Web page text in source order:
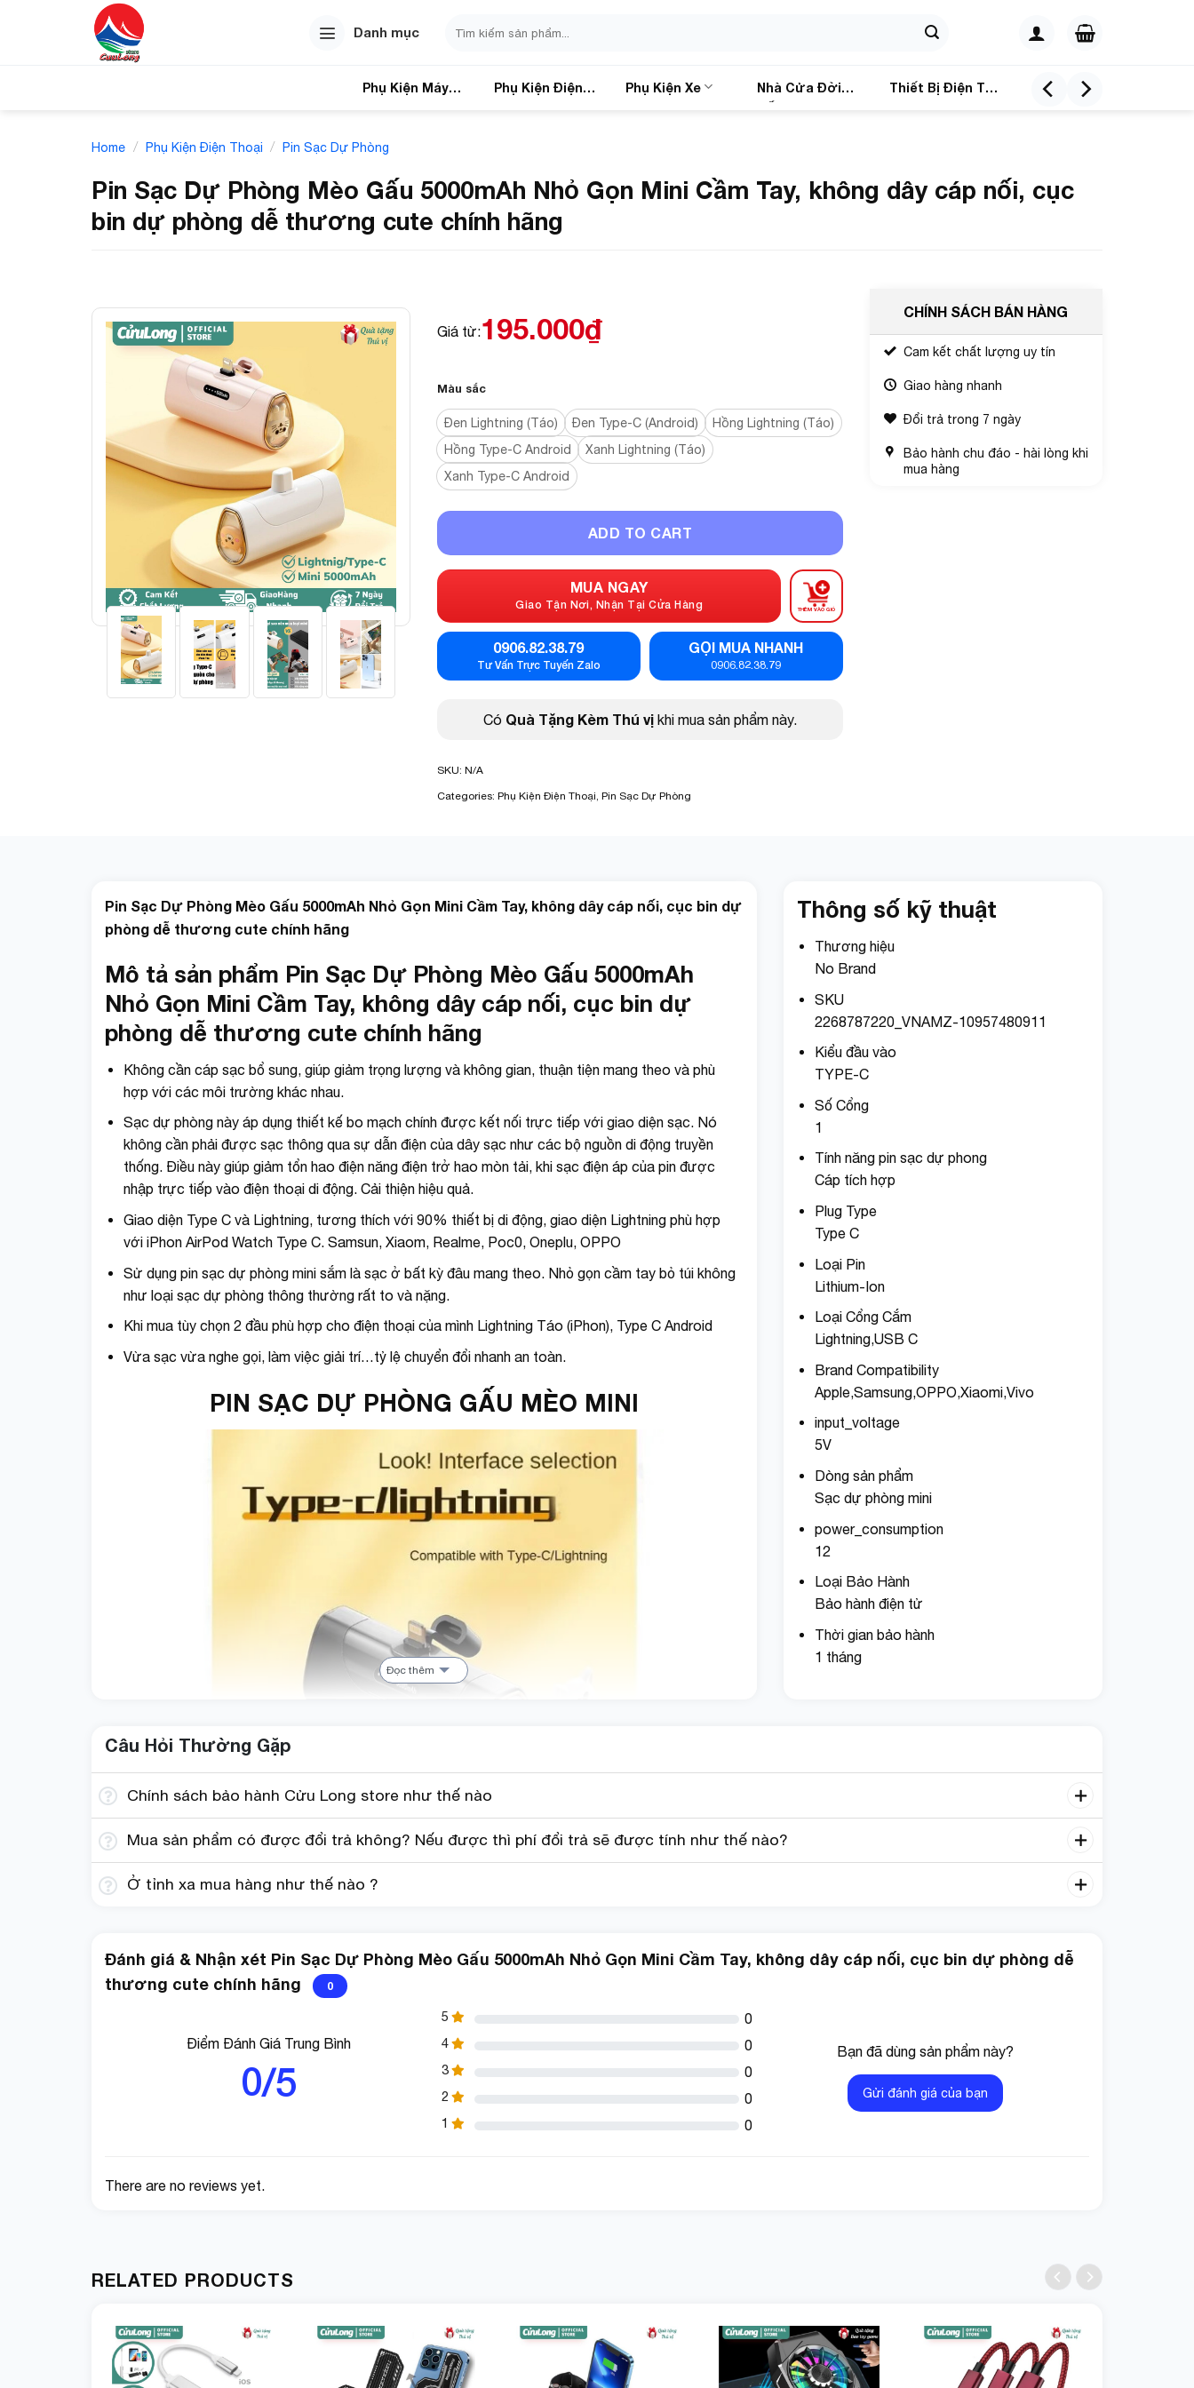
Danh mục
for:
Phụ Kiện Điện
Phụ Kiện Xe
Nhà Cửa Đời
Sống
Thiết Bị Điện Tử
Phụ Kiện Máy
Home / Phụ Kiện Điện Thoại / Pin Sạc Dự Phòng
Pin Sạc Dự Phòng Mèo Gấu 5000mAh Nhỏ Gọn Mini Cầm Tay, không dây cáp nối, cục
bin dự phòng dễ thương cute chính hãng
Giá từ:195.000₫
Màu sắc
Đen Lightning (Táo) Đen Type-C (Android)
Hồng Lightning (Táo)
Hồng Type-C Android
Xanh Lightning (Táo)
Xanh Type-C Android
ADD TO CART
MUA NGAY
Giao Tận Nơi, Nhận Tại Cửa Hàng THÊM VÀO GIỎ
0906.82.38.79
Tư Vấn Trực Tuyến Zalo
GỌI MUA NHANH
0906.82.38.79
Có Quà Tặng Kèm Thú vị khi mua sản phẩm này.
SKU:N/A
Categories:Phụ Kiện Điện Thoại,Pin Sạc Dự Phòng
CHÍNH SÁCH BÁN HÀNG
Cam kết chất lượng uy tín
Giao hàng nhanh
Đổi trả trong 7 ngày
Bảo hành chu đáo - hài lòng khi
mua hàng
Pin Sạc Dự Phòng Mèo Gấu 5000mAh Nhỏ Gọn Mini Cầm Tay, không dây cáp nối, cục bin dự
phòng dễ thương cute chính hãng
Mô tả sản phẩm Pin Sạc Dự Phòng Mèo Gấu 5000mAh
Nhỏ Gọn Mini Cầm Tay, không dây cáp nối, cục bin dự
phòng dễ thương cute chính hãng
Không cần cáp sạc bổ sung, giúp giảm trọng lượng và không gian, thuận tiện mang theo và phù
hợp với các môi trường khác nhau.
Sạc dự phòng này áp dụng thiết kế bo mạch chính được kết nối trực tiếp với giao diện sạc. Nó
không cần phải được sạc thông qua sự dẫn điện của dây sạc như các bộ nguồn di động truyền
thống. Điều này giúp giảm tổn hao điện năng điện trở hao mòn tải, khi sạc điện áp của pin được
nhập trực tiếp vào điện thoại di động. Cải thiện hiệu quả.
Giao diện Type C và Lightning, tương thích với 90% thiết bị di động, giao diện Lightning phù hợp
với iPhon AirPod Watch Type C. Samsun, Xiaom, Realme, Poc0, Oneplu, OPPO
Sử dụng pin sạc dự phòng mini sắm là sạc ở bất kỳ đâu mang theo. Nhỏ gọn cầm tay bỏ túi không
như loại sạc dự phòng thông thường rất to và nặng.
Khi mua tùy chọn 2 đầu phù hợp cho điện thoại của mình Lightning Táo (iPhon), Type C Android
Vừa sạc vừa nghe gọi, làm việc giải trí…tỷ lệ chuyển đổi nhanh an toàn.
PIN SẠC DỰ PHÒNG GẤU MÈO MINI
Chân sạc Type-C (Android) và Lightning Táo Ipone
Đọc thêm
Thông số kỹ thuật
Thương hiệu
No Brand
SKU
2268787220_VNAMZ-10957480911
Kiểu đầu vào
TYPE-C
Số Cổng
1
Tính năng pin sạc dự phong
Cáp tích hợp
Plug Type
Type C
Loại Pin
Lithium-Ion
Loại Cổng Cắm
Lightning,USB C
Brand Compatibility
Apple,Samsung,OPPO,Xiaomi,Vivo
input_voltage
5V
Dòng sản phẩm
Sạc dự phòng mini
power_consumption
12
Loại Bảo Hành
Bảo hành điện tử
Thời gian bảo hành
1 tháng
Câu Hỏi Thường Gặp
Chính sách bảo hành Cửu Long store như thế nào
Mua sản phẩm có được đổi trả không? Nếu được thì phí đổi trả sẽ được tính như thế nào?
Ở tỉnh xa mua hàng như thế nào ?
Đánh giá & Nhận xét Pin Sạc Dự Phòng Mèo Gấu 5000mAh Nhỏ Gọn Mini Cầm Tay, không dây cáp nối, cục bin dự phòng dễ
thương cute chính hãng
0
Điểm Đánh Giá Trung Bình
0/5
5 0
4 0
3 0
2 0
1 0
Bạn đã dùng sản phẩm này?
Gửi đánh giá của bạn
There are no reviews yet.
RELATED PRODUCTS